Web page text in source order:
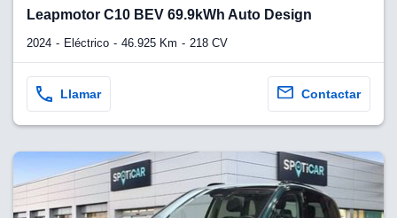
pulsando
de cookies
en
página
Leapmotor C10 BEV 69.9kWh Auto Design
2024 Eléctrico 46.925 Km 218 CV
Llamar Contactar